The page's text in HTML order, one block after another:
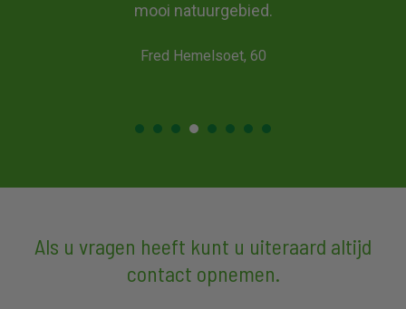
kinderen hadden genoeg te doen.
Heerlijke vakantie gehad.
Als u vragen heeft kunt u uiteraard altijd
contact opnemen.